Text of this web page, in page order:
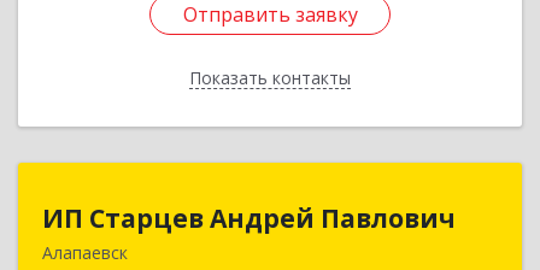
Отправить заявку
Показать контакты
Отправить заявку
Назад
ИП Старцев Андрей Павлович
Алапаевск
ИП Старцев Андрей Павлович
624601, Свердловская обл, Алапаевск г,